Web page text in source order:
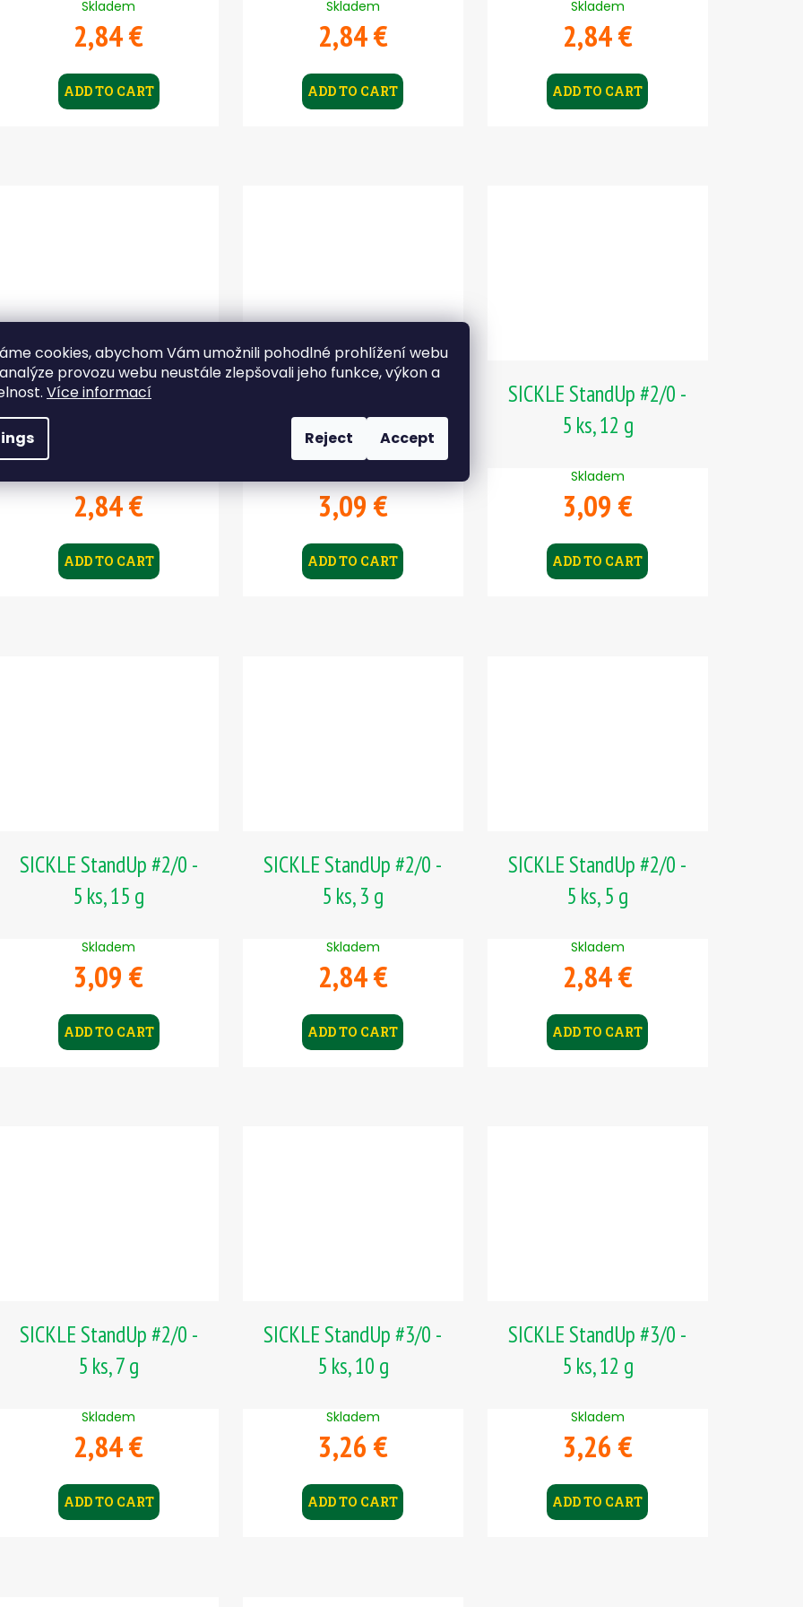
cookies, abychom Vám umožnili pohodlné prohlížení webu
provozu webu neustále zlepšovali jeho funkce, výkon a
Více informací
Reject Accept
Skladem
2,84 €
ADD TO CART
Skladem
2,84 €
ADD TO CART
Skladem
2,84 €
ADD TO CART
SICKLE StandUp #1/0 -
2,84 €
ADD TO CART
5 ks, 10 g
3,09 €
ADD TO CART
SICKLE StandUp #2/0 -
5 ks, 12 g
Skladem
3,09 €
ADD TO CART
SICKLE StandUp #2/0 -
5 ks, 15 g
Skladem
3,09 €
ADD TO CART
SICKLE StandUp #2/0 -
5 ks, 3 g
Skladem
2,84 €
ADD TO CART
SICKLE StandUp #2/0 -
5 ks, 5 g
Skladem
2,84 €
ADD TO CART
SICKLE StandUp #2/0 -
5 ks, 7 g
Skladem
2,84 €
ADD TO CART
SICKLE StandUp #3/0 -
5 ks, 10 g
Skladem
3,26 €
ADD TO CART
SICKLE StandUp #3/0 -
5 ks, 12 g
Skladem
3,26 €
ADD TO CART